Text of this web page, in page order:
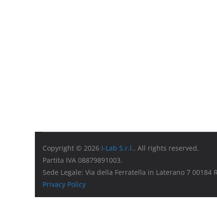
Copyright © 2026 I-Lab S.r.l.. All rights reserved.
Partita IVA 08879891003.
Sede Legale: Via della Ferratella in Laterano 7 00184
Privacy Policy